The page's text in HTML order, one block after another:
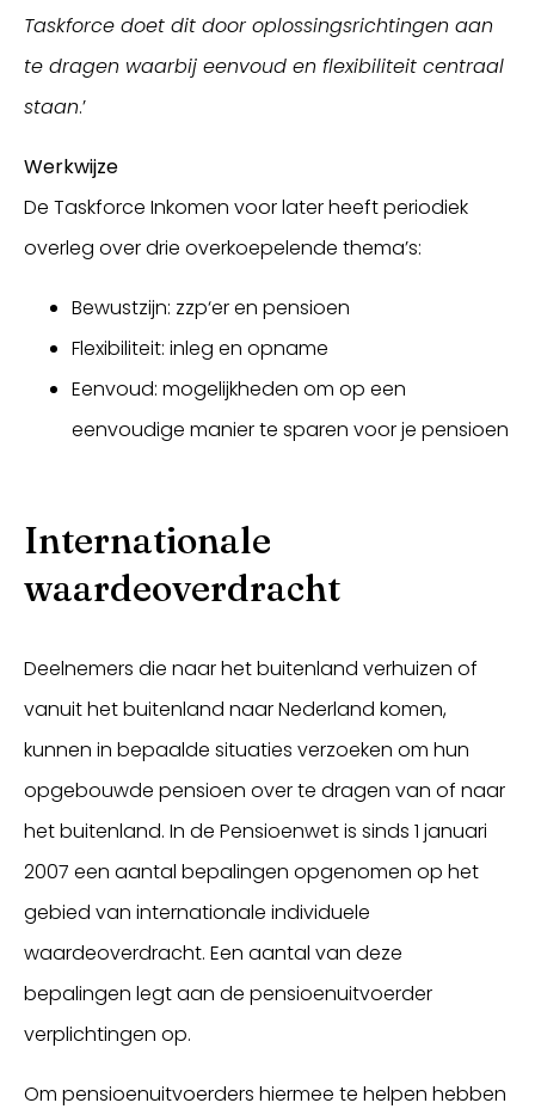
Taskforce doet dit door oplossingsrichtingen aan
te dragen waarbij eenvoud en flexibiliteit centraal
staan.’
Werkwijze
De Taskforce Inkomen voor later heeft periodiek
overleg over drie overkoepelende thema’s:
Bewustzijn: zzp‘er en pensioen
Flexibiliteit: inleg en opname
Eenvoud: mogelijkheden om op een
eenvoudige manier te sparen voor je pensioen
Internationale
waardeoverdracht
Deelnemers die naar het buitenland verhuizen of
vanuit het buitenland naar Nederland komen,
kunnen in bepaalde situaties verzoeken om hun
opgebouwde pensioen over te dragen van of naar
het buitenland. In de Pensioenwet is sinds 1 januari
2007 een aantal bepalingen opgenomen op het
gebied van internationale individuele
waardeoverdracht. Een aantal van deze
bepalingen legt aan de pensioenuitvoerder
verplichtingen op.
Om pensioenuitvoerders hiermee te helpen hebben